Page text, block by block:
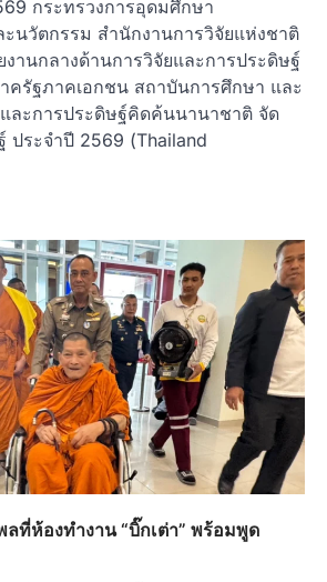
กระทรวงการอุดมศึกษา
นวัตกรรม สำนักงานการวิจัยแห่งชาติ
านกลางด้านการวิจัยและการประดิษฐ์
ครัฐภาคเอกชน สถาบันการศึกษา และ
ละการประดิษฐ์คิดค้นนานาชาติ จัด
ประจำปี 2569 (Thailand
ที่ห้องทำงาน “บิ๊กเต่า” พร้อมพูด